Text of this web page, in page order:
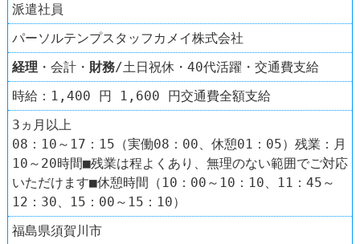
派遣社員
パーソルテンプスタッフカメイ株式会社
経理 ・会計・ 財務/土日祝休・40代活躍・交通費支給
時給：1,400 円 1,600 円交通費全額支給
3ヵ月以上
08：10～17：15（実働08：00、休憩01：05）残業：月
10～20時間■残業は程よくあり、無理のない範囲でご対応
いただけます■休憩時間（10：00～10：10、11：45～
12：30、15：00～15：10）
福島県須賀川市